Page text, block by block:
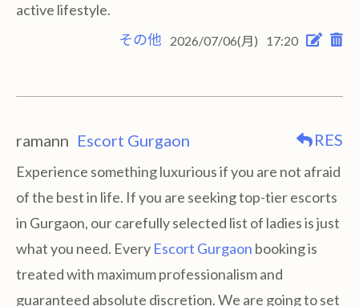
active lifestyle.
その他
2026/07/06(月) 17:20
ramann Escort Gurgaon RES
Experience something luxurious if you are not afraid
of the best in life. If you are seeking top-tier escorts
in Gurgaon, our carefully selected list of ladies is just
what you need. Every Escort Gurgaon booking is
treated with maximum professionalism and
guaranteed absolute discretion. We are going to set